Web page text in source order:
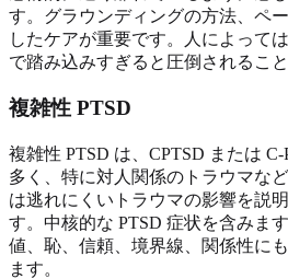
す。グラウンディングの方法、ペ
したケアが重要です。人によって
で踏み込みすぎると圧倒されるこ
複雑性 PTSD
複雑性 PTSD は、CPTSD または
多く、特に対人関係のトラウマな
は逃れにくいトラウマの影響を説
す。中核的な PTSD 症状を含みま
値、恥、信頼、境界線、関係性に
ます。